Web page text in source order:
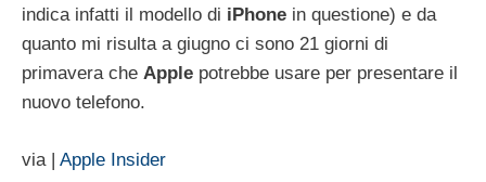
indica infatti il modello di iPhone in questione) e da
quanto mi risulta a giugno ci sono 21 giorni di
primavera che Apple potrebbe usare per presentare il
nuovo telefono.
via | Apple Insider